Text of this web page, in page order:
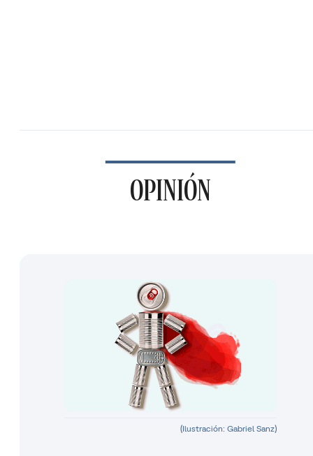
OPINIÓN
(Ilustración: Gabriel Sanz)